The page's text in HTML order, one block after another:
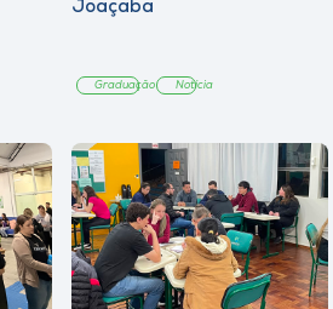
Joaçaba
Graduação Notícia